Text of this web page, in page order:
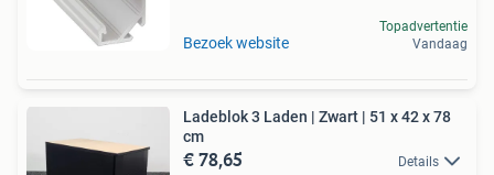
Bezoek website
Topadvertentie
Vandaag
Ladeblok 3 Laden | Zwart | 51 x 42 x 78
cm
€ 78,65 Details